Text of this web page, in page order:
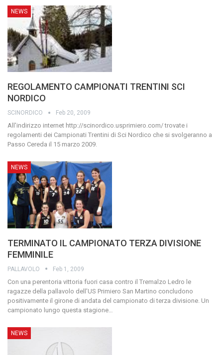
NEWS
REGOLAMENTO CAMPIONATI TRENTINI SCI
NORDICO
SCINORDICO Feb 20, 2009
All'indirizzo internet http://scinordico.usprimiero.com/ trovate i
regolamenti dei Campionati Trentini di Sci Nordico che si svolgeranno a
Passo Cereda il 15 marzo 2009.
NEWS
TERMINATO IL CAMPIONATO TERZA DIVISIONE
FEMMINILE
PALLAVOLO Feb 1, 2009
Con una perentoria vittoria fuori casa contro il Tremalzo Ledro le
ragazze della pallavolo dell’US Primiero San Martino concludono
positivamente il girone di andata del campionato di terza divisione. Un
campionato lungo questa stagione
NEWS